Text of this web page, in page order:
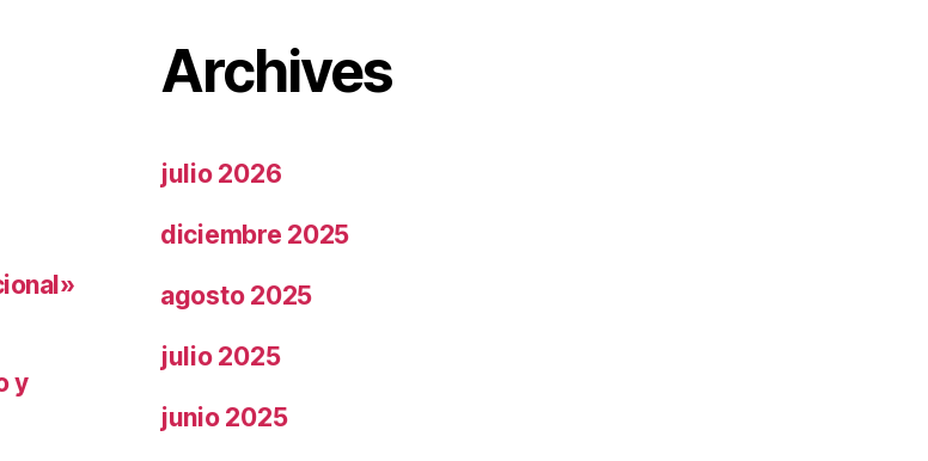
y
Archives
julio 2026
diciembre 2025
agosto 2025
julio 2025
junio 2025